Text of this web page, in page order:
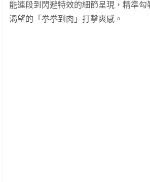
能連段到閃避特效的細節呈現，精準勾
渴望的「拳拳到肉」打擊爽感。